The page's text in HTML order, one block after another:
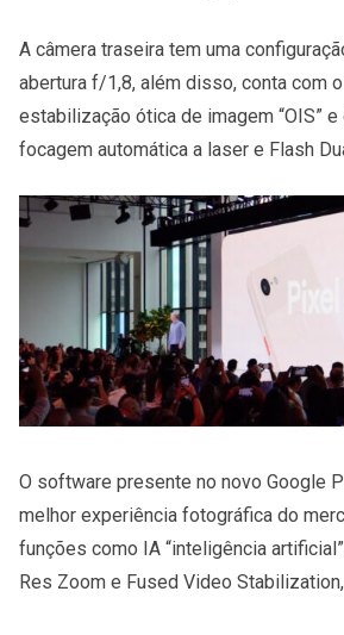
A câmera traseira tem uma
abertura f/1,8, além disso, conta com
estabilização ótica de imagem “OIS”
focagem automática a laser e Flash
O software presente no novo Google
melhor experiência fotográfica do
funções como IA “inteligência
Res Zoom e Fused Video